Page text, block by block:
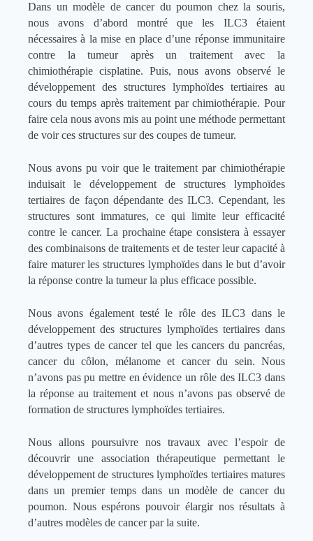
Dans un modèle de cancer du poumon chez la souris,
nous avons d’abord montré que les ILC3 étaient
nécessaires à la mise en place d’une réponse immunitaire
contre la tumeur après un traitement avec la
chimiothérapie cisplatine. Puis, nous avons observé le
développement des structures lymphoïdes tertiaires au
cours du temps après traitement par chimiothérapie. Pour
faire cela nous avons mis au point une méthode permettant
de voir ces structures sur des coupes de tumeur.
Nous avons pu voir que le traitement par chimiothérapie
induisait le développement de structures lymphoïdes
tertiaires de façon dépendante des ILC3. Cependant, les
structures sont immatures, ce qui limite leur efficacité
contre le cancer. La prochaine étape consistera à essayer
des combinaisons de traitements et de tester leur capacité à
faire maturer les structures lymphoïdes dans le but d’avoir
la réponse contre la tumeur la plus efficace possible.
Nous avons également testé le rôle des ILC3 dans le
développement des structures lymphoïdes tertiaires dans
d’autres types de cancer tel que les cancers du pancréas,
cancer du côlon, mélanome et cancer du sein. Nous
n’avons pas pu mettre en évidence un rôle des ILC3 dans
la réponse au traitement et nous n’avons pas observé de
formation de structures lymphoïdes tertiaires.
Nous allons poursuivre nos travaux avec l’espoir de
découvrir une association thérapeutique permettant le
développement de structures lymphoïdes tertiaires matures
dans un premier temps dans un modèle de cancer du
poumon. Nous espérons pouvoir élargir nos résultats à
d’autres modèles de cancer par la suite.